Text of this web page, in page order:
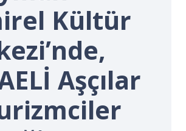
Kültür
Aşçılar